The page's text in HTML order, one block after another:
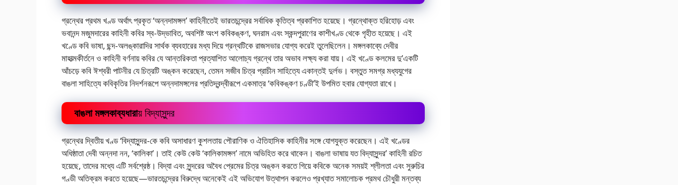
গ্রন্থের প্রথম খণ্ড অর্থাৎ প্রকৃত ‘অন্নদামঙ্গল’ কাহিনীতেই ভারতচন্দ্রের সর্বাধিক কৃতিত্ব প্রকাশিত হয়েছে। গ্রন্থােক্ত হরিহােড় এবং
ভবানন্দ মজুমদারের কাহিনী কবির স্ব-উদ্ভাবিত, অবশিষ্ট অংশ কবিকঙ্কণ, ঘনরাম এবং স্কন্দপুরাণের কাশীখণ্ড থেকে গৃহীত হয়েছে। এই
খণ্ডে কবি ভাষা, ছন্দ-অলঙ্কারাদির সার্থক ব্যবহারের মধ্য দিয়ে গ্রন্থটিকে রাজসভার যােগ্য করেই তুলেছিলেন। মঙ্গলকাব্যে দেবীর
মাহাত্মকীর্তনে ও কাহিনী বর্ণনায় কবির যে আন্তরিকতা প্রত্যাশিত আলােচ্য গ্রন্থে তার অভাব লক্ষ্য করা যায়। এই খণ্ডে কলমের দু’একটি
আঁচড়ে কবি ঈশ্বরী পাটনীর যে চিত্রটি অঙ্কন করেছেন, তেমন সজীব চিত্র প্রাচীন সাহিত্যে একান্তই দুর্লভ। বস্তুত সমগ্র মধ্যযুগের
বাঙলা সাহিত্যে কবিকৃতির নিদর্শনরূপে অন্নদামঙ্গলের প্রতিদ্বন্দ্বীরূপে একমাত্র ‘কবিকঙ্কণ চণ্ডী’ই উপমিত হবার যােগ্যতা রাখে।
বাঙলা মঙ্গলকাব্যধারায় বিদ্যাসুন্দর
গ্রন্থের দ্বিতীয় খণ্ড ‘বিদ্যাসুন্দর-কে কবি অসাধারণ কুশলতায় পৌরাণিক ও ঐতিহাসিক কাহিনীর সঙ্গে যােগযুক্ত করেছেন। এই খণ্ডের
অধিষ্ঠাতা দেবী অন্নদা নন, ‘কালিকা’। তাই কেউ কেউ ‘কালিকামঙ্গল’ নামে অভিহিত করে থাকেন। বাঙলা ভাষায় যত বিদ্যাসুন্দর’ কাহিনী রচিত
হয়েছে, তাদের মধ্যে এটি সর্বশ্রেষ্ঠ। বিদ্যা এবং সুন্দরের অবৈধ প্রেমের চিত্র অঙ্কন করতে গিয়ে কবিকে অনেক সময়ই শ্লীলতা এবং সুরুচির
গণ্ডী অতিক্রম করতে হয়েছে—ভারতচন্দ্রের বিরুদ্ধে অনেকেই এই অভিযােগ উত্থাপন করলেও প্রখ্যাত সমালােচক প্রমথ চৌধুরী মন্তব্য